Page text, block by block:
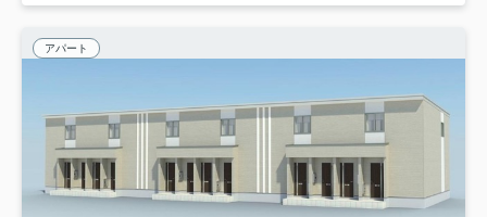
アパート